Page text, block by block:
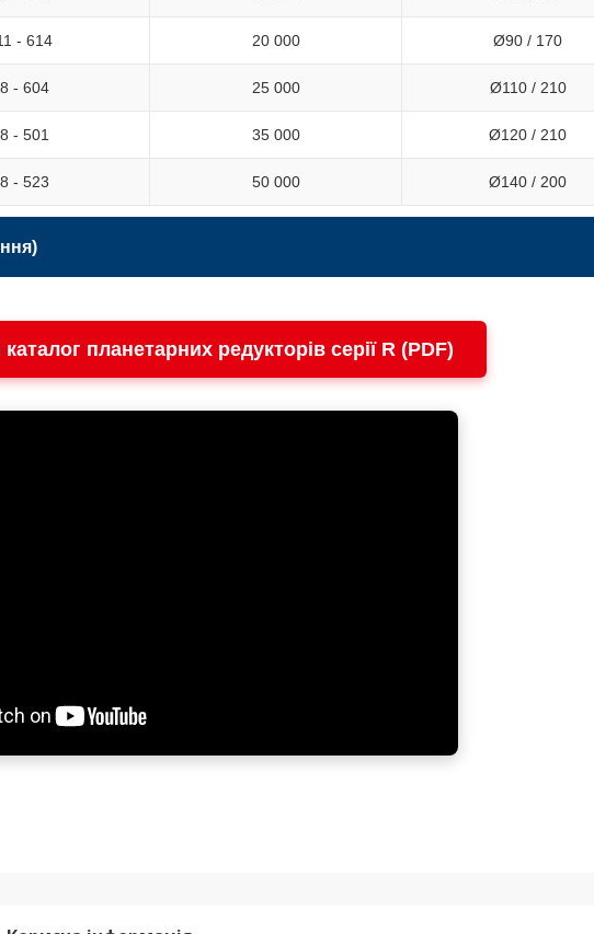
- 614 20 000 Ø90 / 170
8 - 604 25 000 Ø110 / 210
8 - 501 35 000 Ø120 / 210
8 - 523 50 000 Ø140 / 200
планетарних редукторів серії R (PDF)